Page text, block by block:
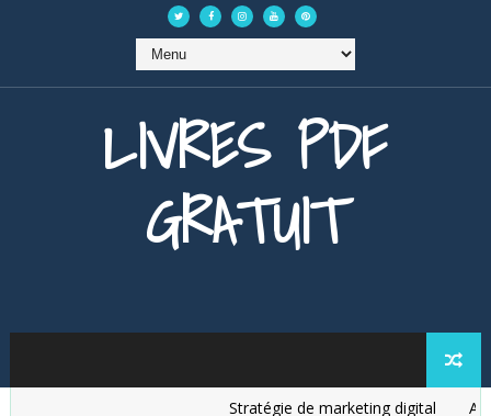
LIVRES PDF
GRATUIT
Stratégie de marketing digital